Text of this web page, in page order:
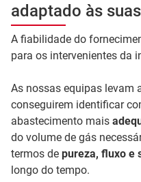
adaptado às
A fiabilidade do
para os intervenientes da
As nossas equipas levam
conseguirem identificar
abastecimento mais
do volume de gás
termos de pureza, fluxo e
longo do tempo.